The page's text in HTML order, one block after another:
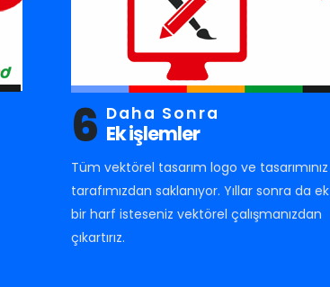
6 Daha Sonra
Ek işlemler
Tüm vektörel tasarım logo ve tasarımınız
tarafımızdan saklanıyor. Yıllar sonra da ek
bir harf isteseniz vektörel çalışmanızdan
çıkartırız.